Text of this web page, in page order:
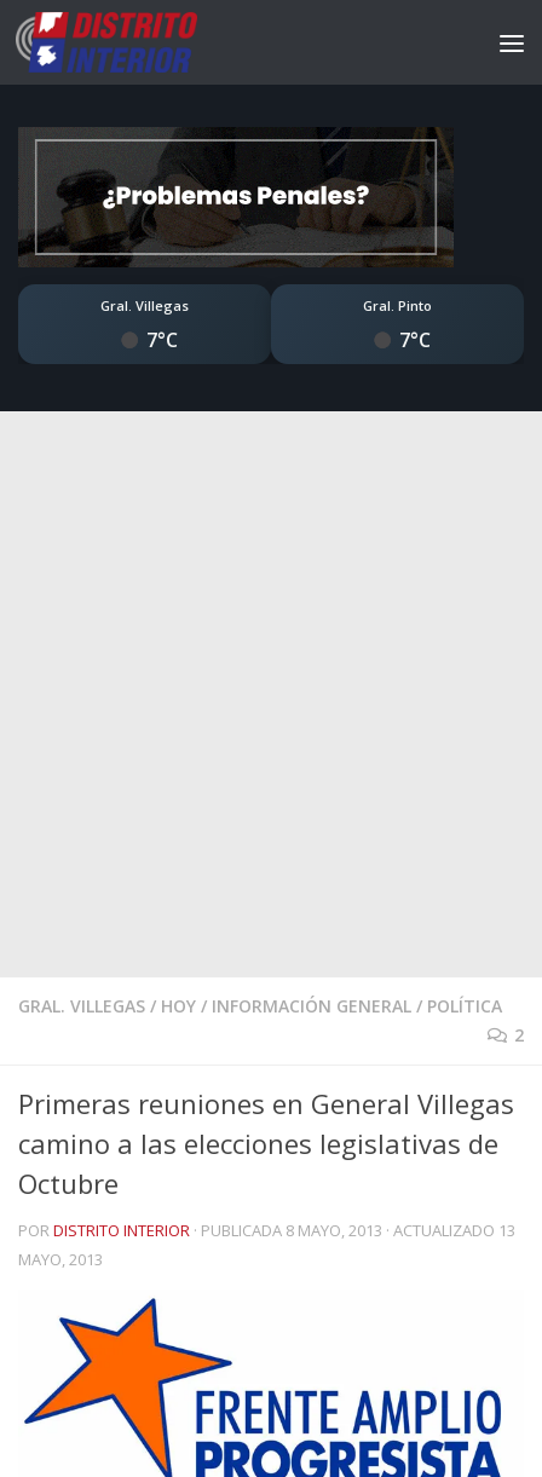
Gral. Villegas
7°C
Gral. Pinto
7°C
GRAL. VILLEGAS / HOY / INFORMACIÓN GENERAL / POLÍTICA
2
Primeras reuniones en General Villegas
camino a las elecciones legislativas de
Octubre
PORDISTRITO INTERIOR · PUBLICADA 8 MAYO, 2013 · ACTUALIZADO 13
MAYO, 2013